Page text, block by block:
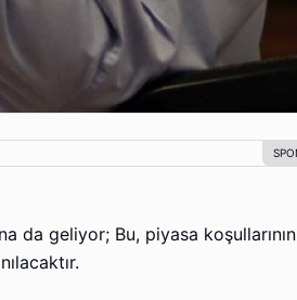
da geliyor; Bu, piyasa koşullarının